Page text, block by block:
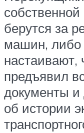
берутся за
машин, либо
настаивают,
предъявил
документы и
об истории